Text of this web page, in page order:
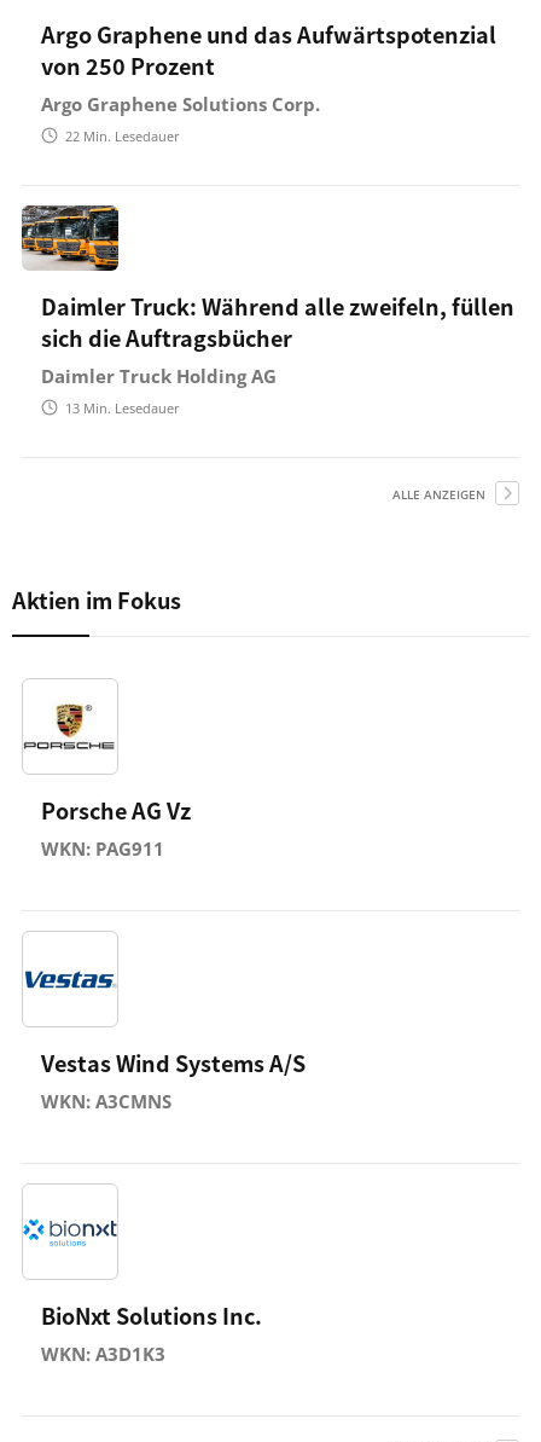
Argo Graphene und das Aufwärtspotenzial
von 250 Prozent
Argo Graphene Solutions Corp.
22 Min. Lesedauer
Daimler Truck: Während alle zweifeln, füllen
sich die Auftragsbücher
Daimler Truck Holding AG
13 Min. Lesedauer
ALLE ANZEIGEN
Aktien im Fokus
Porsche AG Vz
WKN: PAG911
Vestas Wind Systems A/S
WKN: A3CMNS
BioNxt Solutions Inc.
WKN: A3D1K3